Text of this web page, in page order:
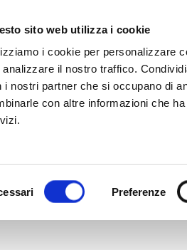
sito web utilizza i cookie
i cookie per personalizzare
analizzare il nostro traffico.
i nostri partner che si occupano di
con altre informazioni che
Preferenze